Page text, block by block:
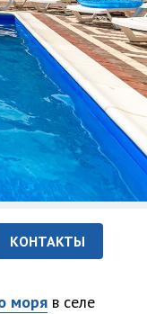
КОНТАКТЫ
моряв селе